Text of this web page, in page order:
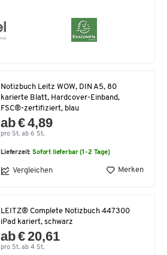
Notizbuch Leitz WOW, DIN A5, 80
karierte Blatt, Hardcover-Einband,
FSC®-zertifiziert, blau
ab € 4,89
pro St. ab 6 St.
Lieferzeit:Sofort lieferbar (1-2 Tage)
Vergleichen Merken
LEITZ® Complete Notizbuch 447300
iPad kariert, schwarz
ab € 20,61
pro St. ab 4 St.